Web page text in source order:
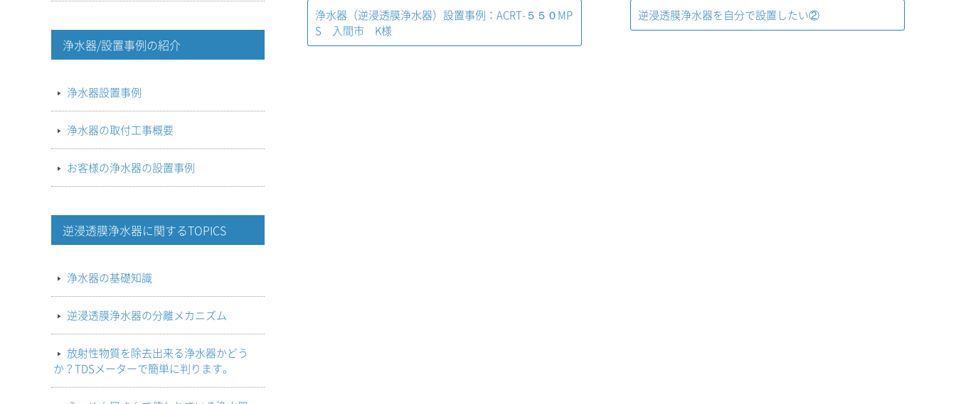
浄水器（逆浸透膜浄水器）設置事例：ACRT-５５０MP
S 入間市 K様
逆浸透膜浄水器を自分で設置したい②
浄水器/設置事例の紹介
浄水器設置事例
浄水器の取付工事概要
お客様の浄水器の設置事例
逆浸透膜浄水器に関するTOPICS
浄水器の基礎知識
逆浸透膜浄水器の分離メカニズム
放射性物質を除去出来る浄水器かどう
か？TDSメーターで簡単に判ります。